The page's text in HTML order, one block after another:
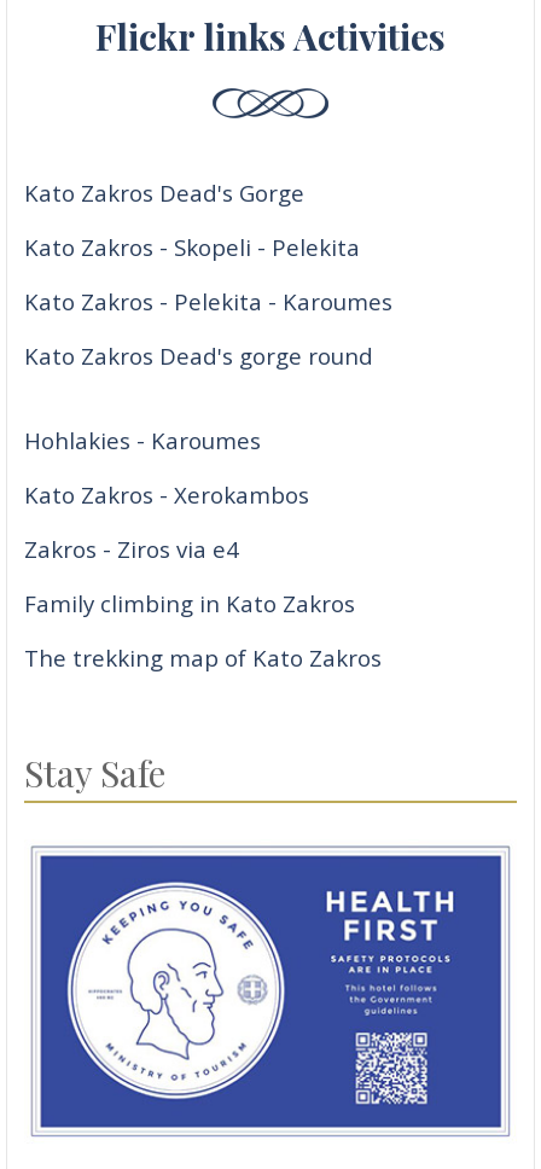
Flickr links Activities
Kato Zakros Dead's Gorge
Kato Zakros - Skopeli - Pelekita
Kato Zakros - Pelekita - Karoumes
Kato Zakros Dead's gorge round
Hohlakies - Karoumes
Kato Zakros - Xerokambos
Zakros - Ziros via e4
Family climbing in Kato Zakros
The trekking map of Kato Zakros
Stay Safe